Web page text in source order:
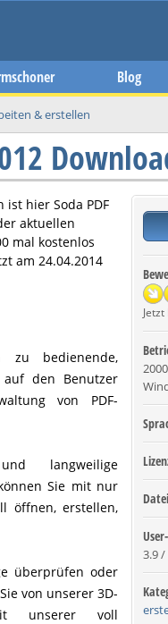
Blog
& erstellen
ist hier Soda PDF
aktuellen
mal kostenlos
am 24.04.2014
3.9/
zu bedienende,
auf den Benutzer
von PDF-
langweilige
Sie mit nur
öffnen, erstellen,
überprüfen oder
von unserer 3D-
unserer voll